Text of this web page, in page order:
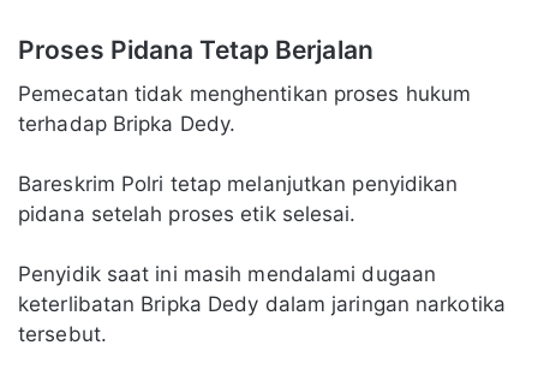
Proses Pidana Tetap Berjalan
Pemecatan tidak menghentikan proses hukum
terhadap Bripka Dedy.
Bareskrim Polri tetap melanjutkan penyidikan
pidana setelah proses etik selesai.
Penyidik saat ini masih mendalami dugaan
keterlibatan Bripka Dedy dalam jaringan narkotika
tersebut.